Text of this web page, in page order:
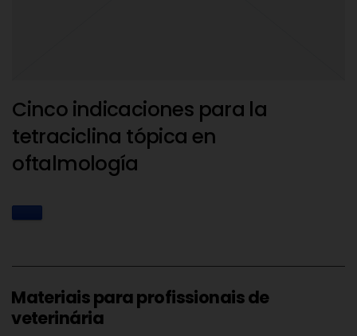
Cinco indicaciones para la
tetraciclina tópica en
oftalmología
Materiais para profissionais de
veterinária